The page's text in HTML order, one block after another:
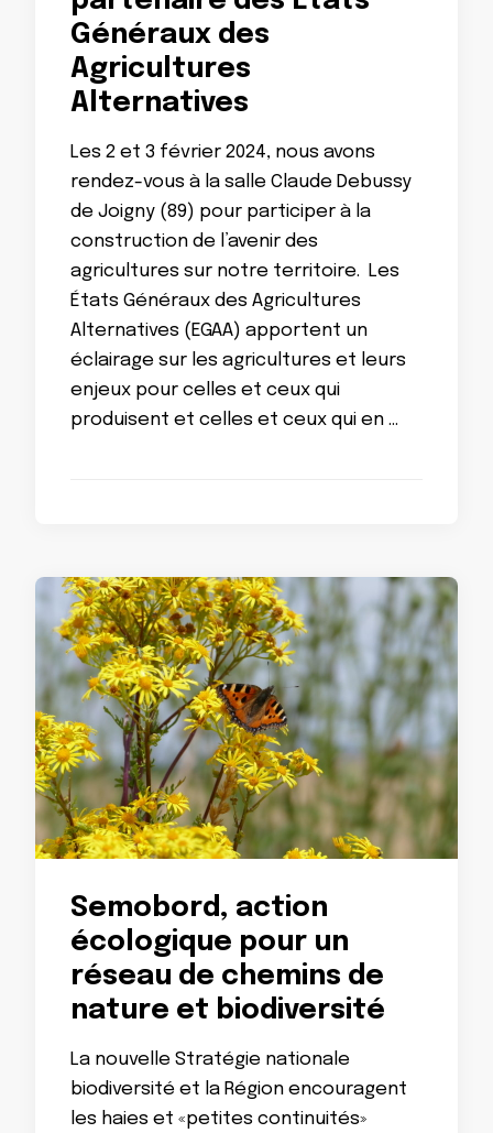
Généraux des
Agricultures
Alternatives
Les 2 et 3 février 2024, nous avons
rendez-vous à la salle Claude Debussy
de Joigny (89) pour participer à la
construction de l’avenir des
agricultures sur notre territoire. Les
États Généraux des Agricultures
Alternatives (EGAA) apportent un
éclairage sur les agricultures et leurs
enjeux pour celles et ceux qui
produisent et celles et ceux qui en …
Semobord, action
écologique pour un
réseau de chemins de
nature et biodiversité
La nouvelle Stratégie nationale
biodiversité et la Région encouragent
les haies et «petites continuités»